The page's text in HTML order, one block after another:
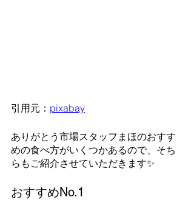
引用元： pixabay
ありがとう市場スタッフまほのおすす
めの食べ方がいくつかあるので、そち
らもご紹介させていただきます✨
おすすめNo.1